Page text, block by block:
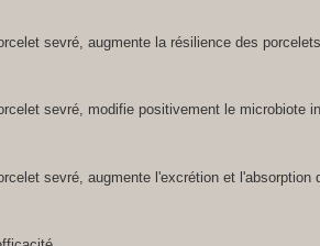
sevré, augmente la résilience des
sevré, modifie positivement le microbiote
sevré, augmente l'excrétion et l'absorption